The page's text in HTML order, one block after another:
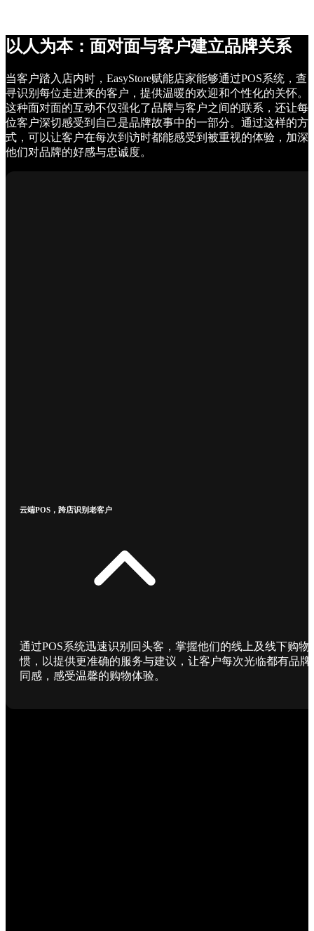
以人为本：面对面与客户建立品牌关系
当客户踏入店内时，EasyStore赋能店家能够通过POS系统，查
寻识别每位走进来的客户，提供温暖的欢迎和个性化的关怀。
这种面对面的互动不仅强化了品牌与客户之间的联系，还让每
位客户深切感受到自己是品牌故事中的一部分。通过这样的方
式，可以让客户在每次到访时都能感受到被重视的体验，加深
他们对品牌的好感与忠诚度。
云端POS，跨店识别老客户
通过POS系统迅速识别回头客，掌握他们的线上及线下购物
惯，以提供更准确的服务与建议，让客户每次光临都有品牌
同感，感受温馨的购物体验。